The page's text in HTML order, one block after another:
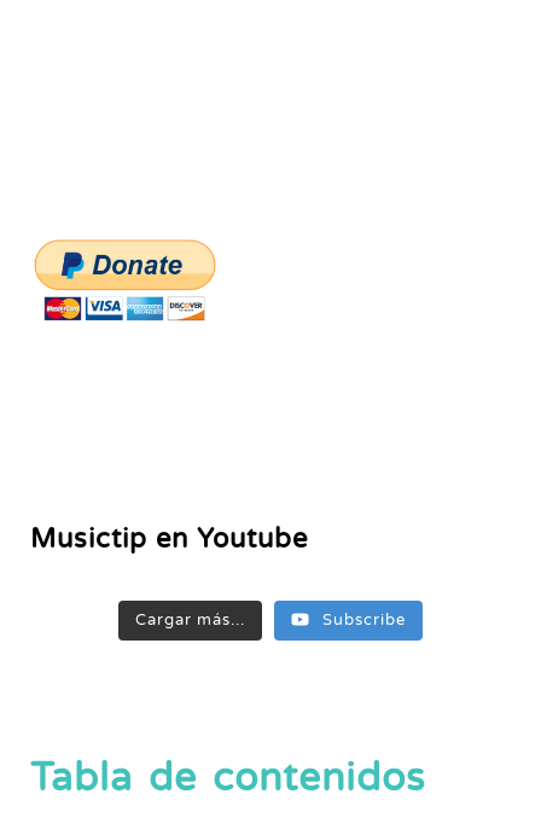
Musictip en Youtube
Cargar más... Subscribe
Tabla de contenidos